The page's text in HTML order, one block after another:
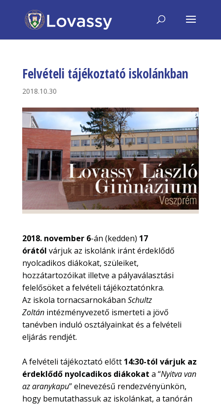
Felvételi tájékoztató iskolánkban
2018.10.30
2018. november 6-án (kedden) 17
órától várjuk az iskolánk iránt érdeklődő
nyolcadikos diákokat, szüleiket,
hozzátartozóikat illetve a pályaválasztási
felelősöket a felvételi tájékoztatónkra.
Az iskola tornacsarnokában Schultz
Zoltánintézményvezető ismerteti a jövő
tanévben induló osztályainkat és a felvételi
eljárás rendjét.
A felvételi tájékoztató előtt 14:30-tól várjuk az
érdeklődő nyolcadikos diákokat a “Nyitva van
az aranykapu” elnevezésű rendezvényünkön,
hogy bemutathassuk az iskolánkat, a tanórán